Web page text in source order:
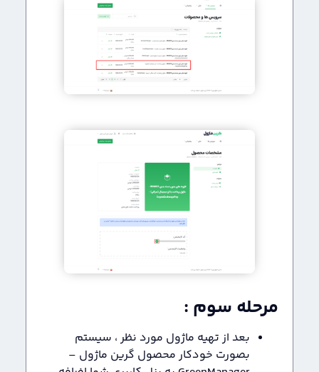
مرحله سوم :
بعد از تهیه ماژول مورد نظر ، سیستم
بصورت خودکار محصول گرین ماژول –